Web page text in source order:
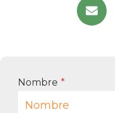
Nombre *